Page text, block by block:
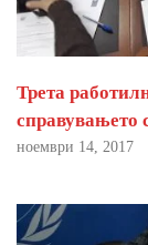
Трета
справувањето
ноември 14, 2017